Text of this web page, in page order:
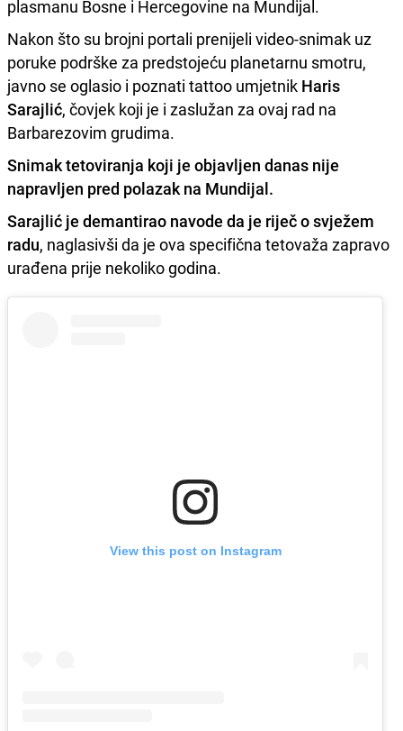
plasmanu Bosne i Hercegovine na Mundijal.
Nakon što su brojni portali prenijeli video-snimak uz
poruke podrške za predstojeću planetarnu smotru,
javno se oglasio i poznati tattoo umjetnik Haris
Sarajlić, čovjek koji je i zaslužan za ovaj rad na
Barbarezovim grudima.
Snimak tetoviranja koji je objavljen danas nije
napravljen pred polazak na Mundijal.
Sarajlić je demantirao navode da je riječ o svježem
radu, naglasivši da je ova specifična tetovaža zapravo
urađena prije nekoliko godina.
View this post on Instagram